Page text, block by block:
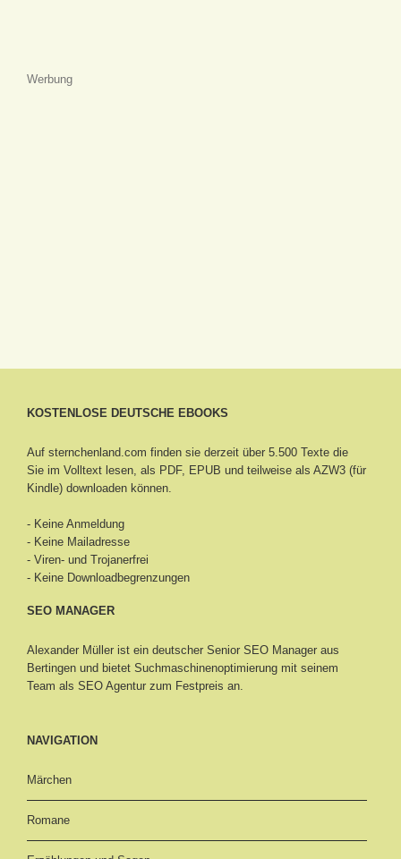
Werbung
KOSTENLOSE DEUTSCHE EBOOKS
Auf sternchenland.com finden sie derzeit über 5.500 Texte die
Sie im Volltext lesen, als PDF, EPUB und teilweise als AZW3 (für
Kindle) downloaden können.
- Keine Anmeldung
- Keine Mailadresse
- Viren- und Trojanerfrei
- Keine Downloadbegrenzungen
SEO MANAGER
Alexander Müller ist ein deutscher Senior SEO Manager aus
Bertingen und bietet Suchmaschinenoptimierung mit seinem
Team als SEO Agentur zum Festpreis an.
NAVIGATION
Märchen
Romane